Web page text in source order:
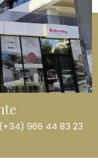
966 44 83 23